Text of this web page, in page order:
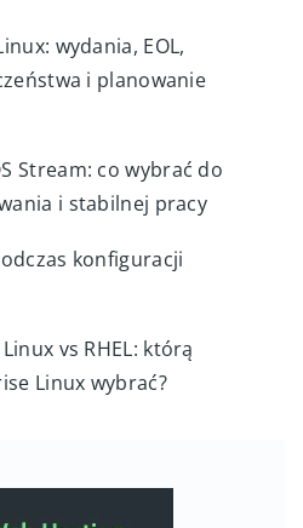
wydania, EOL,
i planowanie
Stream: co wybrać do
i stabilnej pracy
konfiguracji
vs RHEL: którą
Linux wybrać?